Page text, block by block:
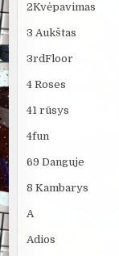
2Kvėpavimas
3 Aukštas
3rdFloor
4 Roses
41 rūsys
4fun
69 Danguje
8 Kambarys
A
Adios